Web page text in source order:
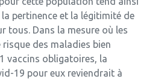
pertinence et la légitimité de
tous. Dans la mesure où les
des maladies bien
vaccins obligatoires, la
19 pour eux reviendrait à